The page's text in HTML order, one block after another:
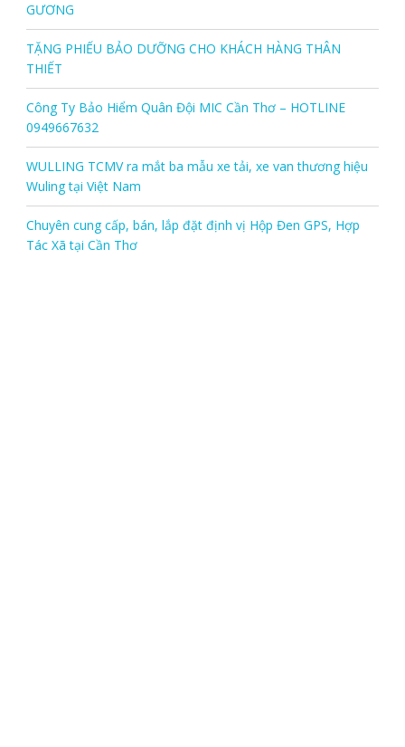
GƯƠNG
TẶNG PHIẾU BẢO DƯỠNG CHO KHÁCH HÀNG THÂN
THIẾT
Công Ty Bảo Hiểm Quân Đội MIC Cần Thơ – HOTLINE
0949667632
WULLING TCMV ra mắt ba mẫu xe tải, xe van thương hiệu
Wuling tại Việt Nam
Chuyên cung cấp, bán, lắp đặt định vị Hộp Đen GPS, Hợp
Tác Xã tại Cần Thơ